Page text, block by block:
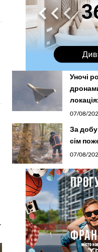
Уночі
07/08/
За добу
сім
07/08/